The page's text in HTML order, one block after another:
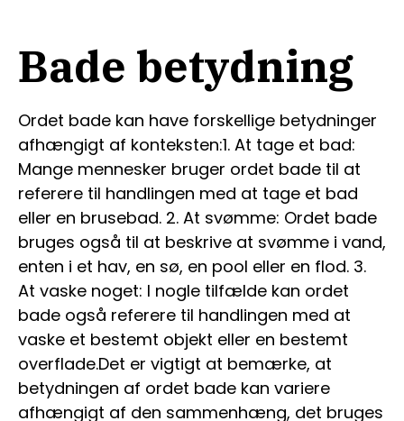
Bade betydning
Ordet bade kan have forskellige betydninger
afhængigt af konteksten:1. At tage et bad:
Mange mennesker bruger ordet bade til at
referere til handlingen med at tage et bad
eller en brusebad. 2. At svømme: Ordet bade
bruges også til at beskrive at svømme i vand,
enten i et hav, en sø, en pool eller en flod. 3.
At vaske noget: I nogle tilfælde kan ordet
bade også referere til handlingen med at
vaske et bestemt objekt eller en bestemt
overflade.Det er vigtigt at bemærke, at
betydningen af ordet bade kan variere
afhængigt af den sammenhæng, det bruges